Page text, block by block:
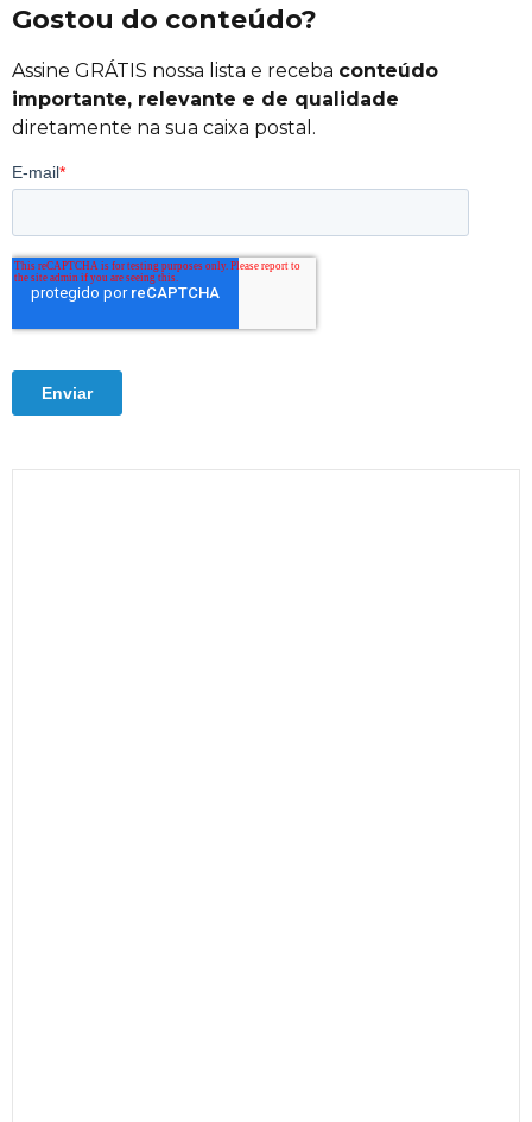
Gostou do conteúdo?
Assine GRÁTIS nossa lista e receba conteúdo
importante, relevante e de qualidade
diretamente na sua caixa postal.